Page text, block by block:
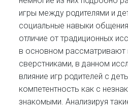
игры между родителями и
социальные навыки
отличие от традиционных
в основном рассматривают
сверстниками, в данном
влияние игр родителей с
компетентность как с
знакомыми. Анализируя